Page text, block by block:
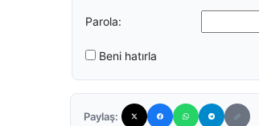
Parola:
Beni hatırla
Paylaş: